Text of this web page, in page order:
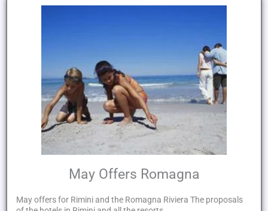
May Offers Romagna
May offers for Rimini and the Romagna Riviera The proposals